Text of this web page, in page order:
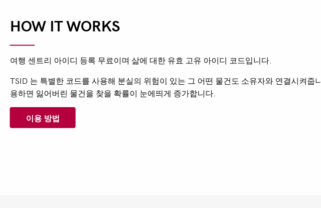
HOW IT WORKS
여행 센트리 아이디 등록 무료이며 삶에 대한 유효 고유 아이디 코드입니다.
TSID 는 특별한 코드를 사용해 분실의 위험이 있는 그 어떤 물건도 소유자와 연결시켜줍
용하면 잃어버린 물건을 찾을 확률이 눈에띄게 증가합니다.
이용 방법